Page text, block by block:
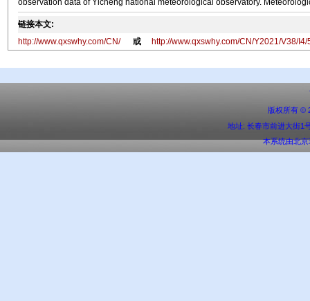
observation data of Yicheng national meteorological observatory.
链接本文:
http://www.qxswhy.com/CN/
或 http://www.qxswhy.com/CN/Y2021/V38/I4/
版权所有 ©
地址: 长春市前进大街1
本系统由北京